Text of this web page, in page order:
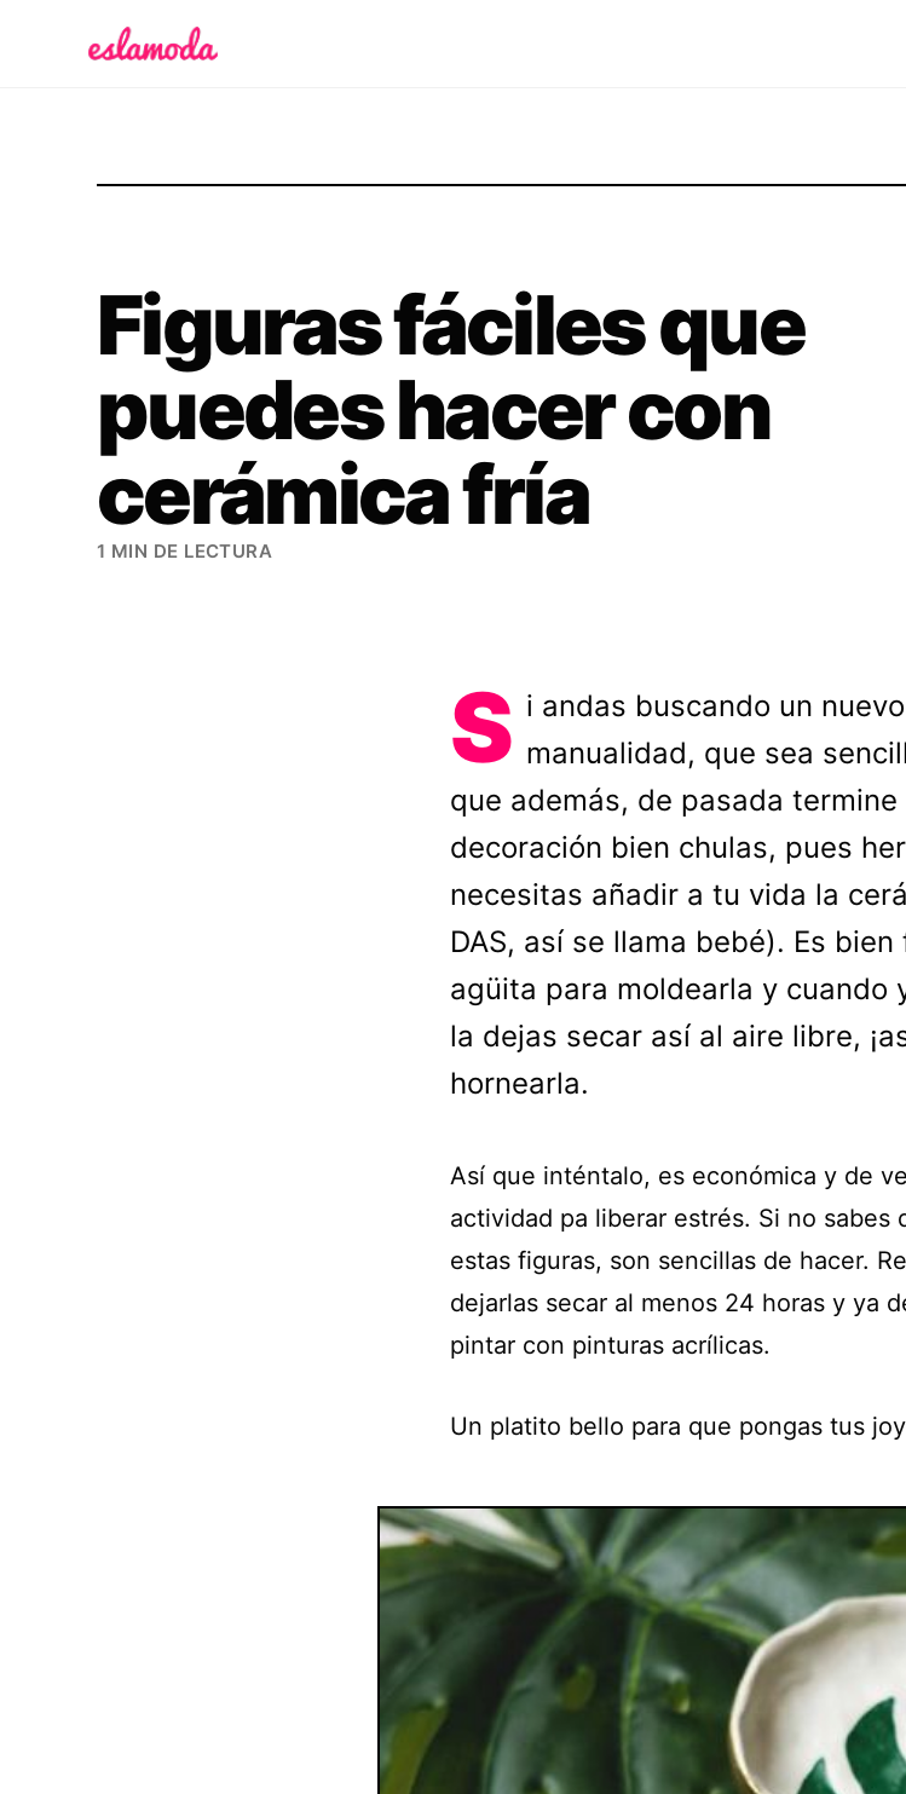
Figuras fáciles que
puedes hacer con
cerámica fría
1 MIN DE LECTURA
S i andas buscando un
manualidad, que sea
que además, de pasada
decoración bien chulas, pues
necesitas añadir a tu vida la
DAS, así se llama bebé). Es
agüita para moldearla y cuando
la dejas secar así al aire libre,
hornearla.
Así que inténtalo, es económica y de
actividad pa liberar estrés. Si no sabes
estas figuras, son sencillas de hacer.
dejarlas secar al menos 24 horas y ya
pintar con pinturas acrílicas.
Un platito bello para que pongas tus